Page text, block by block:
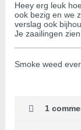
Heey erg leuk
ook bezig en we
verslag ook
Je zaailingen
Smoke weed
1